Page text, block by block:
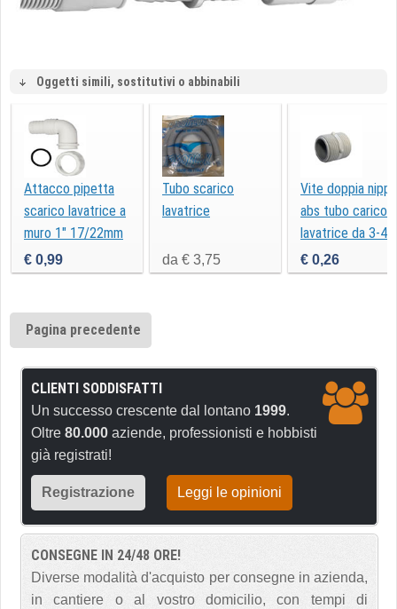
Oggetti simili, sostitutivi o abbinabili
Attacco pipetta
scarico lavatrice a
muro 1" 17/22mm
€ 0,99
Tubo scarico
lavatrice
da € 3,75
Vite doppia
abs tubo carico
lavatrice da 3-4
€ 0,26
Pagina precedente
CLIENTI SODDISFATTI
Un successo crescente dal lontano 1999.
Oltre 80.000 aziende, professionisti e hobbisti
già registrati!
Registrazione Leggi le opinioni
CONSEGNE IN 24/48 ORE!
Diverse modalità d'acquisto per consegne in azienda,
in cantiere o al vostro domicilio, con tempi di